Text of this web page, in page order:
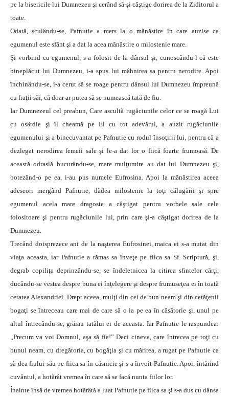
pe la bisericile lui Dumnezeu şi cerând să-şi câştige dorirea de la Ziditorul a
toate.
Odată, sculându-se, Pafnutie a mers la o mănăstire în care auzise ca
egumenul este sfânt şi a dat la acea mănăstire o milostenie mare.
Şi vorbind cu egumenul, s-a folosit de la dânsul şi, cunoscându-l că este
bineplăcut lui Dumnezeu, i-a spus lui mâhnirea sa pentru nerodire. Apoi
închinându-se, i-a cerut să se roage pentru dânsul lui Dumnezeu împreună
cu fraţii săi, că doar ar putea să se numească tată de fiu.
Iar Dumnezeul cel preabun, Care ascultă rugăciunile celor ce se roagă Lui
cu osârdie şi îl cheamă pe El cu tot adevărul, a auzit rugăciunile
egumenului şi a binecuvantat pe Pafnutie cu rodul însoţirii lui, pentru că a
dezlegat nerodirea femeii sale şi le-a dat lor o fiică foarte frumoasă. De
această odraslă bucurându-se, mare mulţumire au dat lui Dumnezeu şi,
botezând-o pe ea, i-au pus numele Eufrosina. Apoi la mănăstirea aceea
adeseori mergând Pafnutie, dădea milostenie la toţi călugării şi spre
egumenul acela mare dragoste a câştigat pentru vorbele sale cele
folositoare şi pentru rugăciunile lui, prin care şi-a câştigat dorirea de la
Dumnezeu.
Trecând doisprezece ani de la naşterea Eufrosinei, maica ei s-a mutat din
viaţa aceasta, iar Pafnutie a rămas sa înveţe pe fiica sa Sf. Scriptură, şi,
degrab copiliţa deprinzându-se, se îndeletnicea la citirea sfintelor cărţi,
ducându-se vestea despre buna ei înţelegere şi despre frumuseţea ei în toată
cetatea Alexandriei. Drept aceea, mulţi din cei de bun neam şi din cetăţenii
bogaţi se întreceau care mai de care să o ia pe ea în căsătorie şi, unul pe
altul întrecându-se, grăiau tatălui ei de aceasta. Iar Pafnutie le raspundea:
„Precum va voi Domnul, aşa să fie!” Deci cineva, care întrecea pe toţi cu
bunul neam, cu dregătoria, cu bogăţia şi cu mărirea, a rugat pe Pafnutie ca
să dea fiului său pe fiica sa în căsnicie şi s-a învoit Pafnutie. Apoi, întărind
cuvântul, a hotărât vremea în care să se facă nunta fiilor lor.
Înainte însă de vremea hotărâtă a luat Pafnutie pe fiica sa şi s-a dus cu dânsa